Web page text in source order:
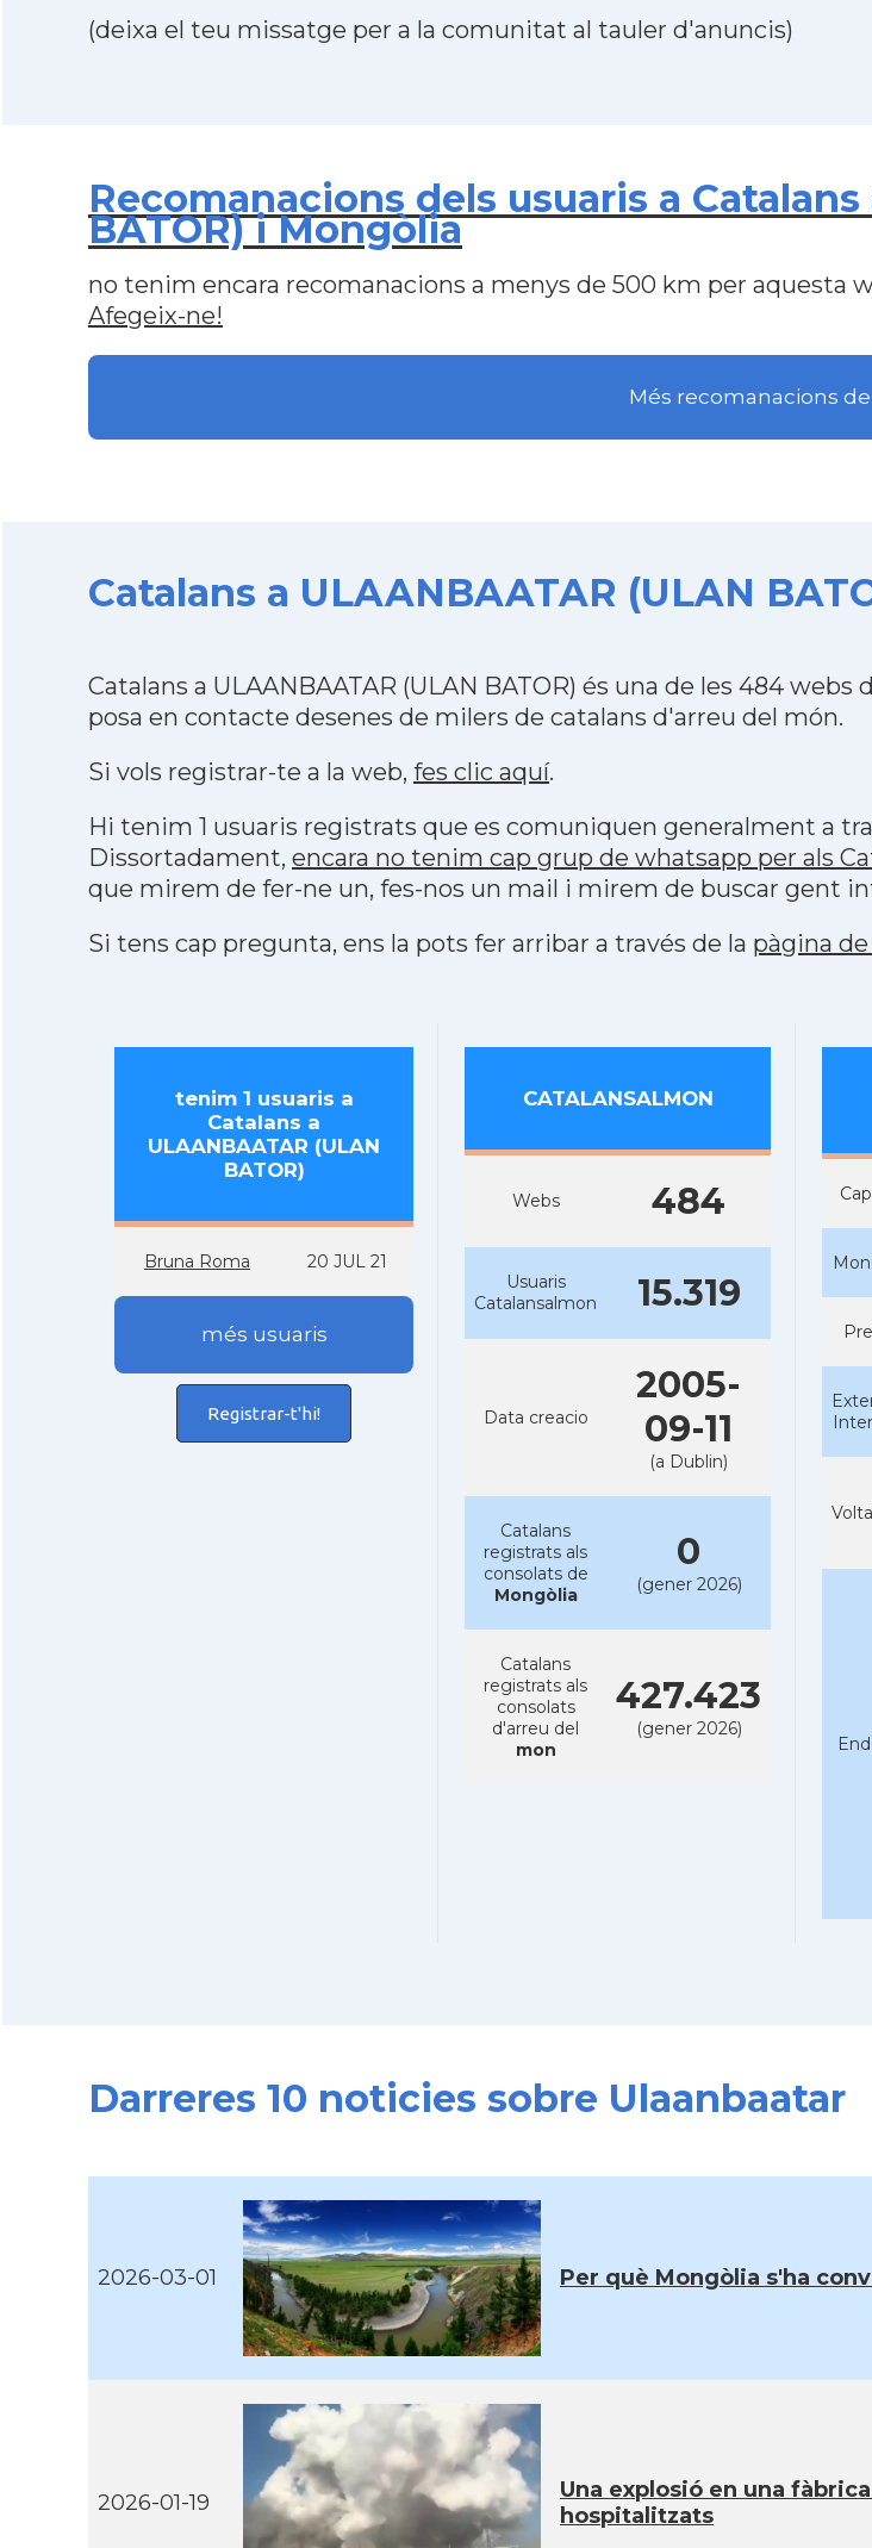
(deixa el teu missatge per a la comunitat al tauler d'anuncis)
Recomanacions dels usuaris a
BATOR) i Mongòlia
no tenim encara recomanacions a menys de 500 km per aquesta
Afegeix-ne!
Més recomanacions
Catalans a ULAANBAATAR (ULAN
Catalans a ULAANBAATAR (ULAN BATOR) és una de les 484
posa en contacte desenes de milers de catalans d'arreu del món.
Si vols registrar-te a la web, fes clic aquí.
Hi tenim 1 usuaris registrats que es comuniquen generalment a
Dissortadament, encara no tenim cap grup de whatsapp per als
que mirem de fer-ne un, fes-nos un mail i mirem de buscar gent
Si tens cap pregunta, ens la pots fer arribar a través de la pàgina
tenim 1 usuaris a
Catalans a
ULAANBAATAR (ULAN
BATOR)
Bruna Roma 20 JUL 21
més usuaris
Registrar-t'hi!
CATALANSALMON
Webs 484
Usuaris
Catalansalmon
15.319
Data creacio
2005-
09-11
(a Dublin)
Catalans
registrats als
consolats de
Mongòlia
0
(gener 2026)
Catalans
registrats als
consolats
d'arreu del
mon
427.423
(gener 2026)
Darreres 10 noticies sobre Ulaanbaatar
2026-03-01 Per què Mongòlia s'ha
2026-01-19
Una explosió en una
hospitalitzats